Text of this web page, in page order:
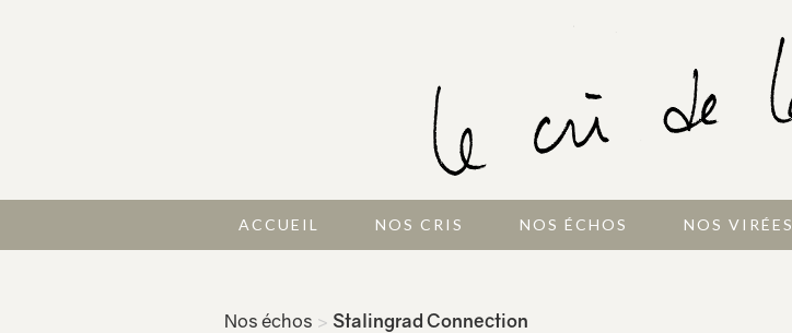
ACCUEIL NOS CRIS NOS ÉCHOS NOS VIRÉES
Nos échos > Stalingrad Connection